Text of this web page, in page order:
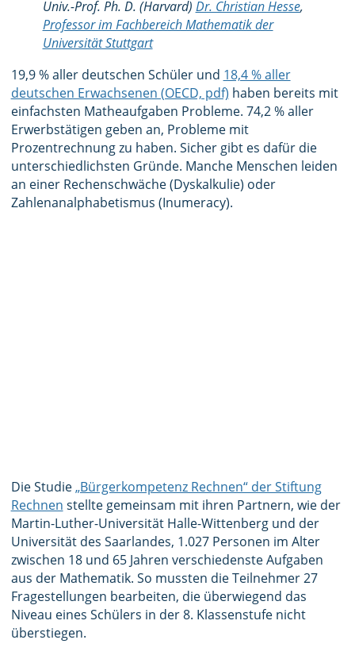
Univ.-Prof. Ph. D. (Harvard) Dr. Christian Hesse,
Professor im Fachbereich Mathematik der
Universität Stuttgart
19,9 % aller deutschen Schüler und 18,4 % aller
deutschen Erwachsenen (OECD, pdf) haben bereits mit
einfachsten Matheaufgaben Probleme. 74,2 % aller
Erwerbstätigen geben an, Probleme mit
Prozentrechnung zu haben. Sicher gibt es dafür die
unterschiedlichsten Gründe. Manche Menschen leiden
an einer Rechenschwäche (Dyskalkulie) oder
Zahlenanalphabetismus (Inumeracy).
Die Studie„Bürgerkompetenz Rechnen“ der Stiftung
Rechnen stellte gemeinsam mit ihren Partnern, wie der
Martin-Luther-Universität Halle-Wittenberg und der
Universität des Saarlandes, 1.027 Personen im Alter
zwischen 18 und 65 Jahren verschiedenste Aufgaben
aus der Mathematik. So mussten die Teilnehmer 27
Fragestellungen bearbeiten, die überwiegend das
Niveau eines Schülers in der 8. Klassenstufe nicht
überstiegen.